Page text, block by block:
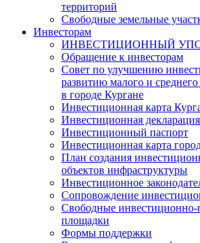
территорий
Свободные земельные
Инвесторам
ИНВЕСТИЦИОННЫЙ
Обращение к инвесторам
Совет по улучшению
развитию малого и
в городе Кургане
Инвестиционная карта
Инвестиционная декларация
Инвестиционный паспорт
Инвестиционная карта
План создания
объектов инфраструктуры
Инвестиционное
Сопровождение
Свободные инвестиционно-
площадки
Формы поддержки